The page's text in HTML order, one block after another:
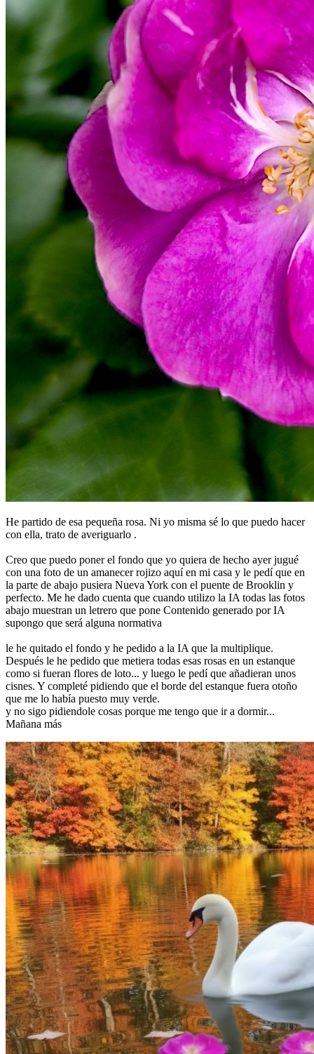
He partido de esa pequeña rosa. Ni yo misma sé lo que puedo hacer
con ella, trato de averiguarlo .
Creo que puedo poner el fondo que yo quiera de hecho ayer jugué
con una foto de un amanecer rojizo aquí en mi casa y le pedí que en
la parte de abajo pusiera Nueva York con el puente de Brooklin y
perfecto. Me he dado cuenta que cuando utilizo la IA todas las fotos
abajo muestran un letrero que pone Contenido generado por IA
supongo que será alguna normativa
le he quitado el fondo y he pedido a la IA que la multiplique.
Después le he pedido que metiera todas esas rosas en un estanque
como si fueran flores de loto... y luego le pedí que añadieran unos
cisnes. Y completé pidiendo que el borde del estanque fuera otoño
que me lo había puesto muy verde.
y no sigo pidiendole cosas porque me tengo que ir a dormir...
Mañana más